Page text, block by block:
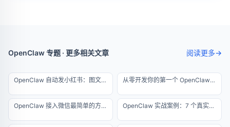
OpenClaw 专题 · 更多相关文章 阅读更多→
OpenClaw 自动发小红书：图文矩阵运营全自动流水线 从零开发你的第一个 OpenClaw Skill：让 AI 自动抓取网页并生成每日简报
OpenClaw 接入微信最简单的方法：零代码、防封号的终极指南 OpenClaw 实战案例：7 个真实自动化项目详解（2026 专业版）